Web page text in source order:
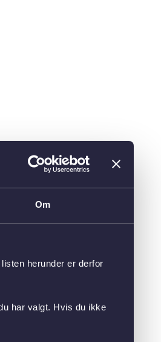
Om
herunder er derfor
har valgt. Hvis du ikke